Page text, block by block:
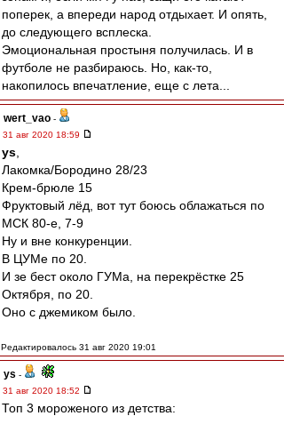
поперек, а впереди народ отдыхает. И опять,
до следующего всплеска.
Эмоциональная простыня получилась. И в
футболе не разбираюсь. Но, как-то,
накопилось впечатление, еще с лета...
wert_vao -
31 авг 2020 18:59
ys
Лакомка/Бородино 28/23
Крем-брюле 15
Фруктовый лёд, вот тут боюсь облажаться по
МСК 80-е, 7-9
Ну и вне конкуренции.
В ЦУМе по 20.
И зе бест около ГУМа, на перекрёстке 25
Октября, по 20.
Оно с джемиком было.
Редактировалось 31 авг 2020 19:01
ys -
31 авг 2020 18:52
Топ 3 мороженого из детства: